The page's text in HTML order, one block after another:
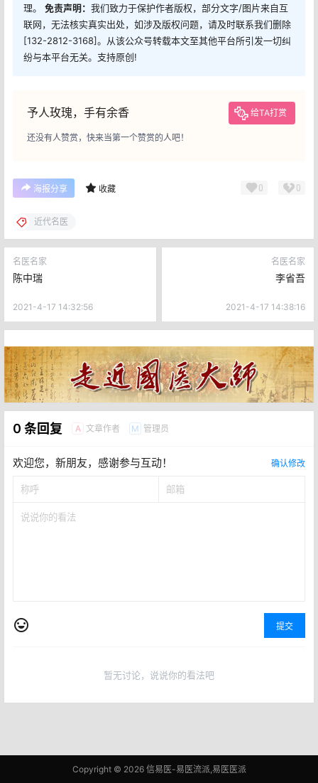
理。 免责声明： 我们致力于保护作者版权，部分文字/图片来自互
联网，无法核实真实出处，如涉及版权问题，请及时联系我们删除
[132-2812-3168]。从该公众号转载本文至其他平台所引发一切纠
纷与本平台无关。支持原创!
予人玫瑰，手有余香 给TA打赏
还没有人赞赏，快来当第一个赞赏的人吧！
海报分享 收藏 0 0
近代名医
名医名家
陈中瑞
2021-4-17 14:32:56
名医名家
李省吾
2021-4-17 14:38:16
0 条回复 A 文章作者 M 管理员
欢迎您，新朋友，感谢参与互动！ 确认修改
提交
暂无讨论，说说你的看法吧
Copyright © 2026信易医-易医流派,易医医派